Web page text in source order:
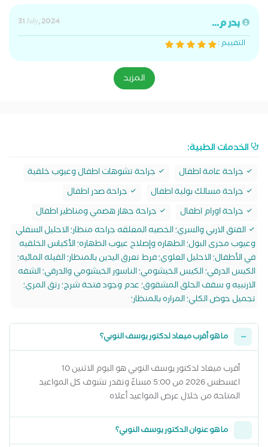
بدر م...
31 July, 2024
التقييم :
المزيد
الخدمات الطبية:
جراحة عامة اطفال
جراحة تشوهات اطفال وعيوب خلقية
جراحة مسالك بولية اطفال
جراحة صدر اطفال
جراحة اورام اطفال
جراحة جهاز هضمي ومناظير اطفال
الفتق الاربي والسري؛ الخصيه المعلقه جراحه منظار؛ الاحليل السفلي
وعيوب مجرى البول؛ الطهاره وإصلاح عيوب الطهاره؛ الأكياس الخلقيه
في الأطفال؛ الاحليل العلوي؛ فرط تعرق اليدين بالمنظار؛ القيله المائيه؛
الكيس الدرقي؛ الكيس الخيشومي؛ الناسور الخيشومي والدرقي؛ الشفه
الارنبيه و سقف الحلق المشقوق؛ عدم وجود فتحة شرج؛ رتق المري؛
تجميل حوض الكلي؛ المراره بالمنظار؛
ما هو أقرب ميعاد لدكتور يوسف النوبي؟
أقرب ميعاد لدكتور يوسف النوبي هو اليوم الاثنين 10
اغسطس 2026 من 5:00 مساءً وتقدر تشوف كل المواعيد
المتاحة من خلال عرض المواعيد أعلاه
ما هو عنوان الدكتور يوسف النوبي؟